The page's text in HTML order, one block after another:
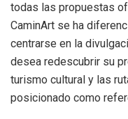
todas las propuestas
CaminArt se ha
centrarse en la
desea redescubrir su
turismo cultural y las
posicionado como